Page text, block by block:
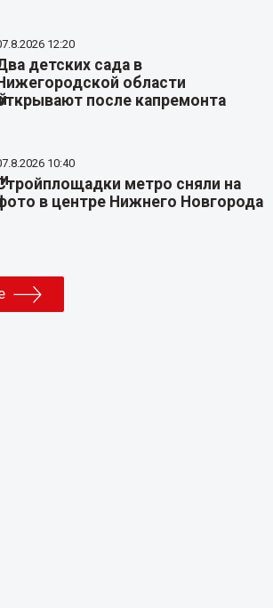
12:20
детских сада в
области
после капремонта
10:40
метро сняли на
в центре Нижнего Новгорода